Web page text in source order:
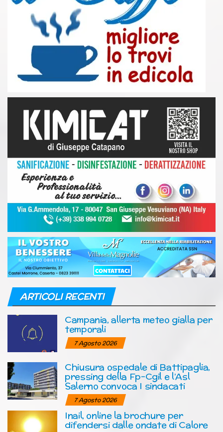
ARTICOLI RECENTI
Campania, allerta meteo gialla per
temporali
7 Agosto 2026
Chiusura ospedale di Battipaglia,
pressing della Fp-Cgil e l’Asl
Salerno convoca I sindacati
7 Agosto 2026
Inail, online la brochure per
difendersi dalle ondate di Calore